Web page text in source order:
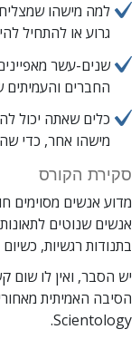
למה מישהו
גרוע או להתחיל
שנים-עשר
החברים והעמיתים
כלים שאתה יכול
מישהו אחר, כדי
סקירת הקורס
מדוע אנשים מסוימים
אנשים שנוטים
בתנודות רגשיות,
יש הסבר, ואין לו שום
הסיבה האמיתית
Scientology.